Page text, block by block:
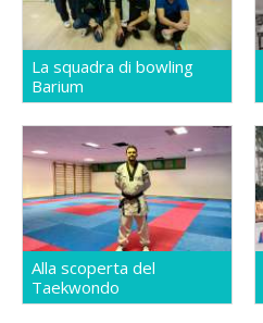
La squadra di bowling
Barium
Alla scoperta del
Taekwondo